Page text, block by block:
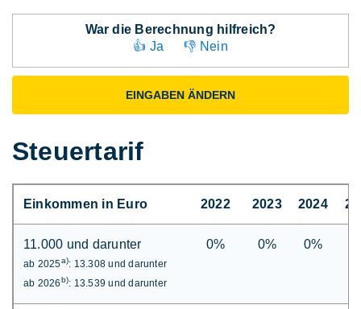
War die Berechnung hilfreich?
👍 Ja
👎 Nein
EINGABEN ÄNDERN
Steuertarif
Einkommen in Euro 2022 2023 2024
11.000 und darunter
ab 2025a): 13.308 und darunter
ab 2026b): 13.539 und darunter
0% 0% 0%